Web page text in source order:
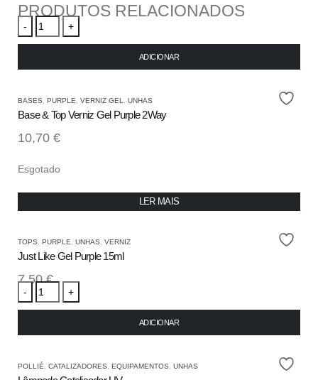
PRODUTOS RELACIONADOS
- +
ADICIONAR
BASES PURPLE VERNIZ GEL UNHAS
Base & Top Verniz Gel Purple 2Way
10,70 €
Esgotado
LER MAIS
TOPS PURPLE UNHAS VERNIZ
Just Like Gel Purple 15ml
7,50€
- +
ADICIONAR
POLLIÉ CATALIZADORES EQUIPAMENTOS UNHAS